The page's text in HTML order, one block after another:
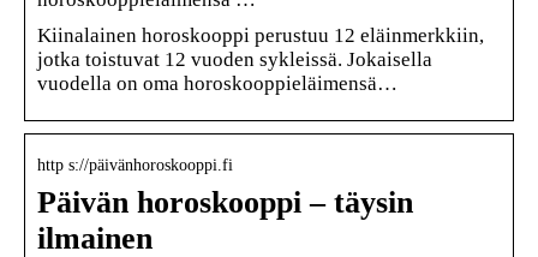
Kiinalainen horoskooppi perustuu 12 eläinmerkkiin,
jotka toistuvat 12 vuoden sykleissä. Jokaisella
vuodella on oma horoskooppieläimensä…
http s://päivänhoroskooppi.fi
Päivän horoskooppi – täysin
ilmainen